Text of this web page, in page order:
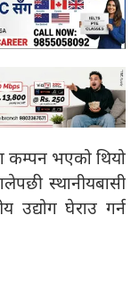
कम्पन भएको थियो
स्थानीयबासी
उद्योग घेराउ गर्न